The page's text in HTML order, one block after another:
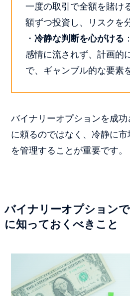
一度の取引で全額を賭け
額ずつ投資し、リスクを
・冷静な判断を心がける ：
感情に流されず、計画的
で、ギャンブル的な要素
バイナリーオプションを成
に頼るのではなく、冷静に
を管理することが重要です。
バイナリーオプション
に知っておくべきこと